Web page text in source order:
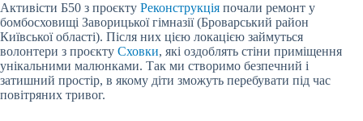
Активісти Б50 з проєкту Реконструкція почали ремонт у
бомбосховищі Заворицької гімназії (Броварський район
Київської області). Після них цією локацією займуться
волонтери з проєкту Сховки, які оздоблять стіни приміщення
унікальними малюнками. Так ми створимо безпечний і
затишний простір, в якому діти зможуть перебувати під час
повітряних тривог.